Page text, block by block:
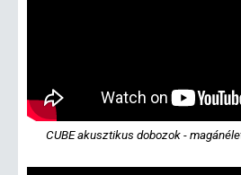
CUBE akusztikus dobozok -